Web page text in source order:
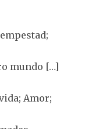
mundo […]
Amor;